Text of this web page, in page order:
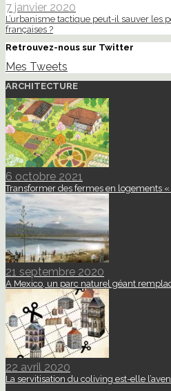
7 janvier 2020
L’urbanisme tactique peut-il sauver les
françaises ?
Retrouvez-nous sur Twitter
Mes Tweets
ARCHITECTURE
6 octobre 2021
Transformer des fermes en logements
21 septembre 2020
A Mexico, un parc naturel géant
22 avril 2020
La servitisation du coliving est-elle